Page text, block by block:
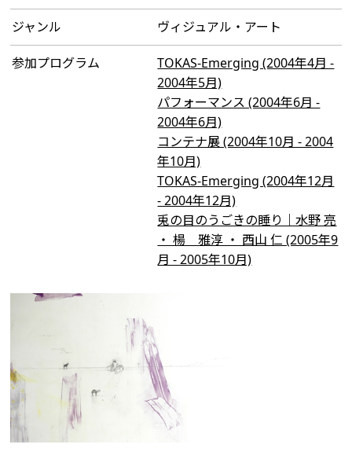
ジャンル ヴィジュアル・アート
参加プログラム
TOKAS-Emerging (2004年4月 -
2004年5月)
パフォーマンス (2004年6月 -
2004年6月)
コンテナ展 (2004年10月 - 2004
年10月)
TOKAS-Emerging (2004年12月
- 2004年12月)
兎の目のうごきの睡り｜水野 亮
・ 楊 雅淳 ・ 西山 仁 (2005年9
月 - 2005年10月)